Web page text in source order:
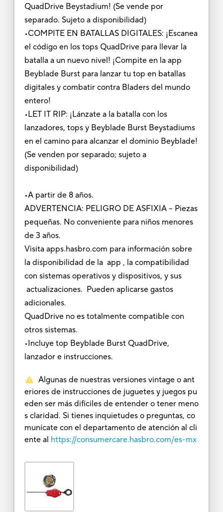
QuadDrive Beystadium! (Se vende por
separado. Sujeto a disponibilidad)
•COMPITE EN BATALLAS DIGITALES: ¡Escanea
el código en los tops QuadDrive para llevar la
batalla a un nuevo nivel! ¡Compite en la app
Beyblade Burst para lanzar tu top en batallas
digitales y combatir contra Bladers del mundo
entero!
•LET IT RIP: ¡Lánzate a la batalla con los
lanzadores, tops y Beyblade Burst Beystadiums
en el camino para alcanzar el dominio Beyblade!
(Se venden por separado; sujeto a
disponibilidad)
•A partir de 8 años.
ADVERTENCIA: PELIGRO DE ASFIXIA – Piezas
pequeñas. No conveniente para niños menores
de 3 años.
Visita apps.hasbro.com para información sobre
la disponibilidad de la app , la compatibilidad
con sistemas operativos y dispositivos, y sus
actualizaciones. Pueden aplicarse gastos
adicionales.
QuadDrive no es totalmente compatible con
otros sistemas.
•Incluye top Beyblade Burst QuadDrive,
lanzador e instrucciones.
Algunas de nuestras versiones vintage o ant
eriores de instrucciones de juguetes y juegos pu
eden ser más difíciles de entender o tener meno
s claridad. Si tienes inquietudes o preguntas, co
munícate con el departamento de atención al cli
ente al https://consumercare.hasbro.com/es-mx